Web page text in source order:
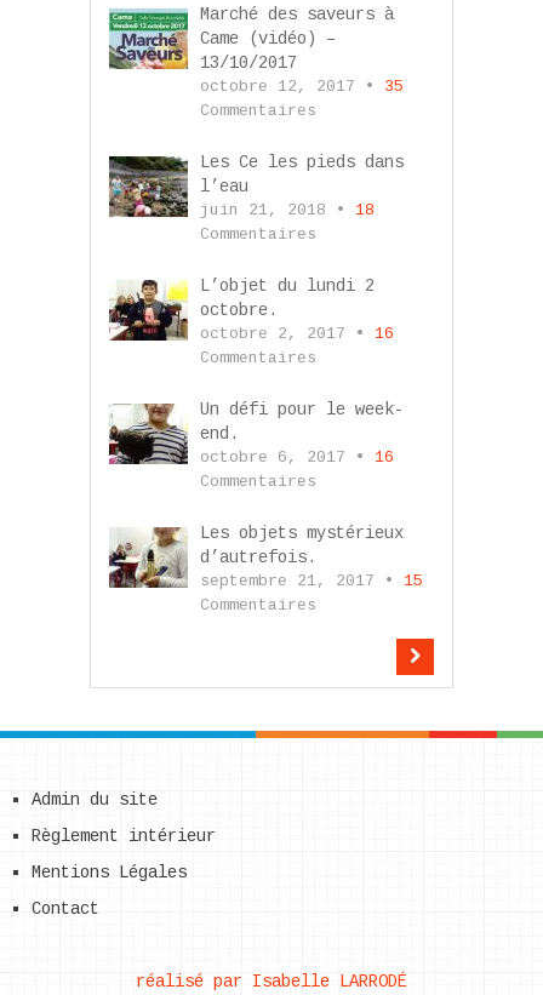
Marché des saveurs à
Came (vidéo) –
13/10/2017
octobre 12, 2017 • 35
Commentaires
Les Ce les pieds dans
l’eau
juin 21, 2018 • 18
Commentaires
L’objet du lundi 2
octobre.
octobre 2, 2017 • 16
Commentaires
Un défi pour le week-
end.
octobre 6, 2017 • 16
Commentaires
Les objets mystérieux
d’autrefois.
septembre 21, 2017 • 15
Commentaires
Admin du site
Règlement intérieur
Mentions Légales
Contact
réalisé par Isabelle LARRODÉ